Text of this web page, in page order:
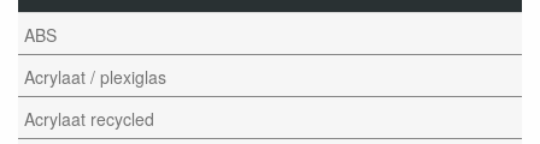
ABS
Acrylaat / plexiglas
Acrylaat recycled